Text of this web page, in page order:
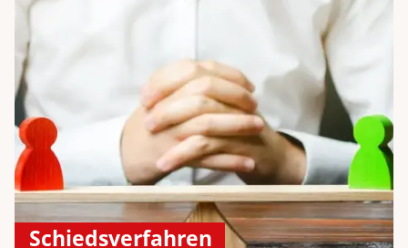
Schiedsverfahren